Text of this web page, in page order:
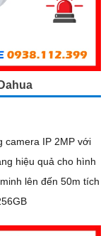
camera IP 2MP với
hiệu quả cho hình